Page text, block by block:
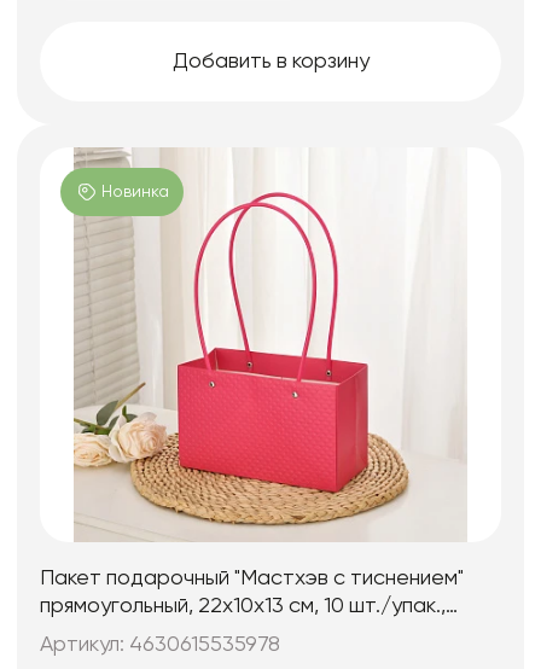
Добавить в корзину
Новинка
Пакет подарочный "Мастхэв c тиснением"
прямоугольный, 22х10х13 см, 10 шт./упак.,
ярко-розовый
Артикул: 4630615535978